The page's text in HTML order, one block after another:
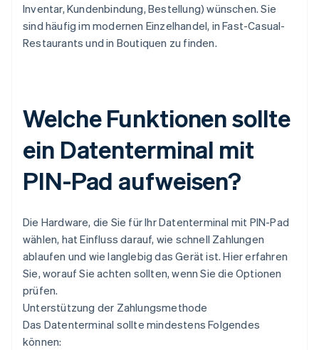
Inventar, Kundenbindung, Bestellung) wünschen. Sie
sind häufig im modernen Einzelhandel, in Fast-Casual-
Restaurants und in Boutiquen zu finden.
Welche Funktionen sollte
ein Datenterminal mit
PIN-Pad aufweisen?
Die Hardware, die Sie für Ihr Datenterminal mit PIN-Pad
wählen, hat Einfluss darauf, wie schnell Zahlungen
ablaufen und wie langlebig das Gerät ist. Hier erfahren
Sie, worauf Sie achten sollten, wenn Sie die Optionen
prüfen.
Unterstützung der Zahlungsmethode
Das Datenterminal sollte mindestens Folgendes
können: